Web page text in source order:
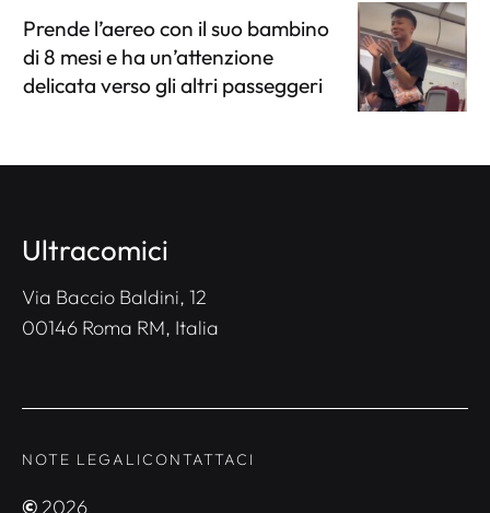
Prende l’aereo con il suo bambino
di 8 mesi e ha un’attenzione
delicata verso gli altri passeggeri
Ultracomici
Via Baccio Baldini, 12
00146 Roma RM, Italia
NOTE LEGALICONTATTACI
© 2026